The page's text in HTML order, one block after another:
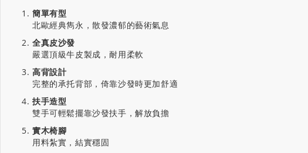
簡單有型
北歐經典雋永，散發濃郁的藝術氣息
全真皮沙發
嚴選頂級牛皮製成，耐用柔軟
高背設計
完整的承托背部，倚靠沙發時更加舒適
扶手造型
雙手可輕鬆擺靠沙發扶手，解放負擔
實木椅腳
用料紮實，結實穩固